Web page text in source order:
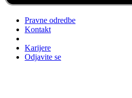
Pravne odredbe
Kontakt
Karijere
Odjavite se